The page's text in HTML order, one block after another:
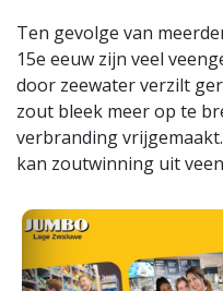
Ten gevolge van
15e eeuw zijn veel
door zeewater verzilt
zout bleek meer op te
verbranding
kan zoutwinning uit